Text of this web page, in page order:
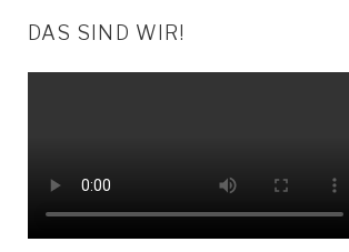
DAS SIND WIR!